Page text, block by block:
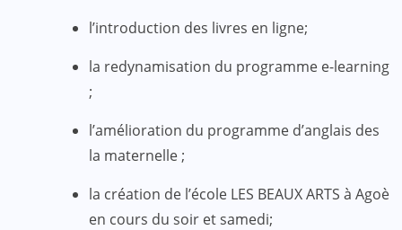
l’introduction des livres en ligne;
la redynamisation du programme e-learning
;
l’amélioration du programme d’anglais des
la maternelle ;
la création de l’école LES BEAUX ARTS à Agoè
en cours du soir et samedi;